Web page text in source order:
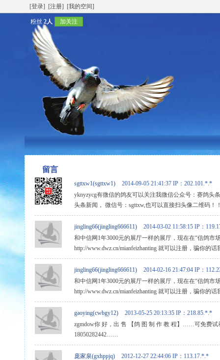
[登录] [注册] [我的空间]
粉丝 2人 加关注
留言
sgttxw1(sgttxw1) 2014-09-05 21:41:37 IP：202.101.*.*
yknyzycg有微信的鸽友可以关注我微信公众号：赛鸽头
头条新闻， 微信号：sgttxw,也可以直接扫头像二维码！
jingling66(jingling666611) 2014-03-02 11:58:15 IP：
和中信网1年3000元的展厅一样的展厅，现在在“信鸽
http://www.dwz.cn/mianfeizhanting 就可以注册，骗你的
jingling66(jingling666611) 2014-02-16 21:47:04 IP：
和中信网1年3000元的展厅一样的展厅，现在在“信鸽
http://www.dwz.cn/mianfeizhanting 就可以注册，骗你的
gaoying(cwbgy12) 2013-05-25 20:13:35 IP：218.85.*.*
zgmdow你 好，出 售 【鸽 图 制 作 教 程】……可免费
18050282442……
庞家泉(gxhppjq) 2012-12-27 22:44:06 IP：113.17.*.*